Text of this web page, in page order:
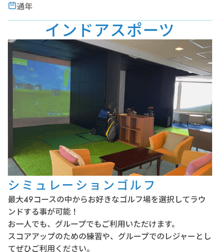
通年
インドアスポーツ
シミュレーションゴルフ
最大49コースの中からお好きなゴルフ場を選択してラウ
ンドする事が可能！
お一人でも、グループでもご利用いただけます。
スコアアップのための練習や、グループでのレジャーとし
てぜひご利用ください。